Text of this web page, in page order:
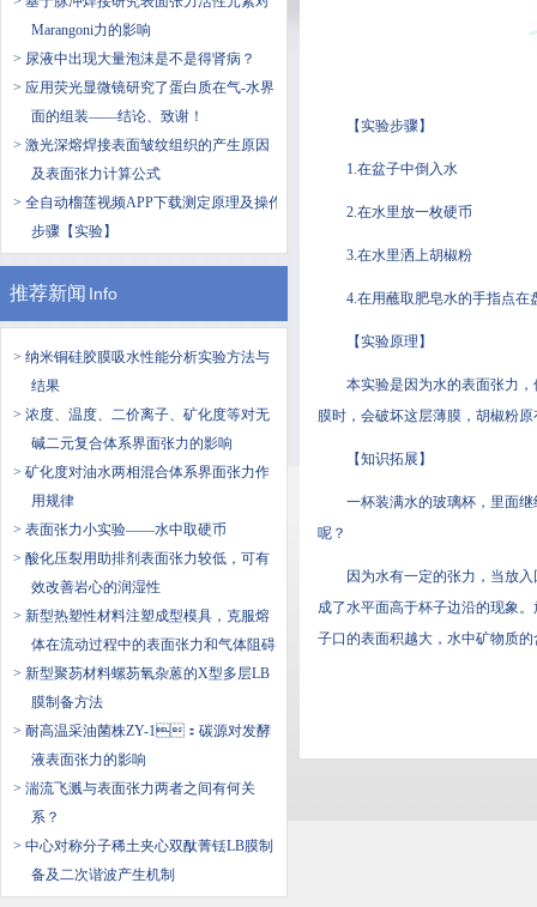
Marangoni力的影响
> 尿液中出现大量泡沫是不是得肾病？
> 应用荧光显微镜研究了蛋白质在气-水界
面的组装——结论、致谢！
> 激光深熔焊接表面皱纹组织的产生原因
及表面张力计算公式
> 全自动榴莲视频APP下载测定原理及操作
步骤【实验】
推荐新闻 Info
> 纳米铜硅胶膜吸水性能分析实验方法与
结果
> 浓度、温度、二价离子、矿化度等对无
碱二元复合体系界面张力的影响
> 矿化度对油水两相混合体系界面张力作
用规律
> 表面张力小实验——水中取硬币
> 酸化压裂用助排剂表面张力较低，可有
效改善岩心的润湿性
> 新型热塑性材料注塑成型模具，克服熔
体在流动过程中的表面张力和气体阻碍
> 新型聚芴材料螺芴氧杂蒽的X型多层LB
膜制备方法
> 耐高温采油菌株ZY-1：碳源对发酵
液表面张力的影响
> 湍流飞溅与表面张力两者之间有何关
系？
> 中心对称分子稀土夹心双酞菁铥LB膜制
备及二次谐波产生机制
【实验步骤】
1.在盆子中倒入水
2.在水里放一枚硬币
3.在水里洒上胡椒粉
4.在用蘸取肥皂水的手指点在
【实验原理】
本实验是因为水的表面张力
膜时，会破坏这层薄膜，胡
【知识拓展】
一杯装满水的玻璃杯，里面
呢？
因为水有一定的张力，当放入
成了水平面高于杯子边沿的现象
子口的表面积越大，水中矿物质